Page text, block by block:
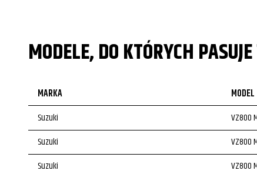
MODELE, DO KTÓRYCH
MARKA MODEL
Suzuki
VZ800
Suzuki
VZ800
Suzuki
VZ800